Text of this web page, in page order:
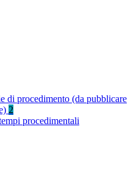
di procedimento (da pubblicare
2
procedimentali